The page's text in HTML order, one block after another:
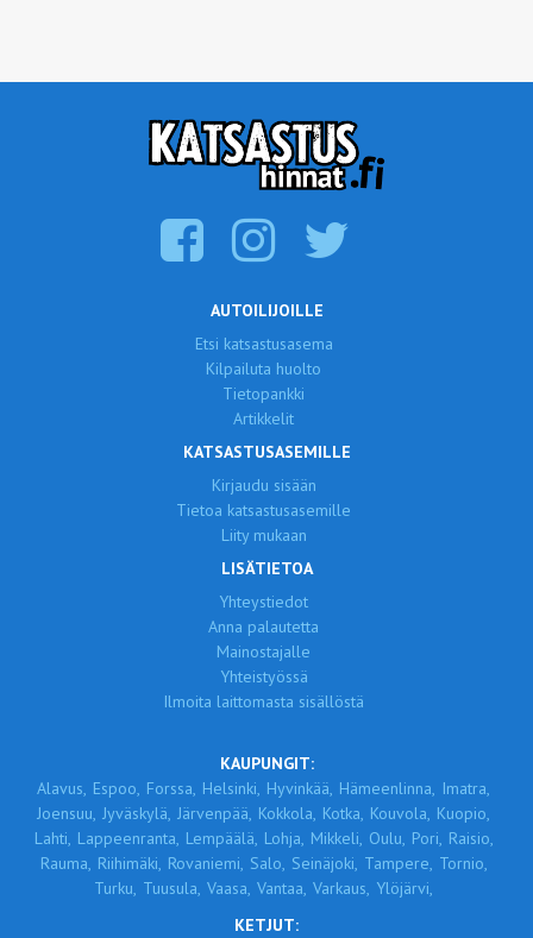
AUTOILIJOILLE
Etsi katsastusasema
Kilpailuta huolto
Tietopankki
Artikkelit
KATSASTUSASEMILLE
Kirjaudu sisään
Tietoa katsastusasemille
Liity mukaan
LISÄTIETOA
Yhteystiedot
Anna palautetta
Mainostajalle
Yhteistyössä
Ilmoita laittomasta sisällöstä
KAUPUNGIT:
Alavus, Espoo, Forssa, Helsinki, Hyvinkää, Hämeenlinna, Imatra,
Joensuu, Jyväskylä, Järvenpää, Kokkola, Kotka, Kouvola, Kuopio,
Lahti, Lappeenranta, Lempäälä, Lohja, Mikkeli, Oulu, Pori, Raisio,
Rauma, Riihimäki, Rovaniemi, Salo, Seinäjoki, Tampere, Tornio,
Turku, Tuusula, Vaasa, Vantaa, Varkaus, Ylöjärvi,
KETJUT: